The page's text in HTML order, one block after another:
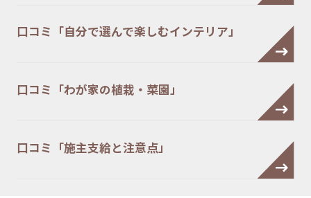
口コミ「自分で選んで楽しむインテリア」
口コミ「わが家の植栽・菜園」
口コミ「施主支給と注意点」